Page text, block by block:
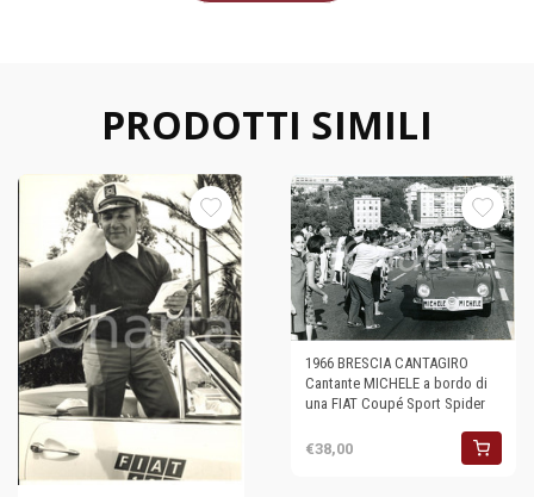
PRODOTTI SIMILI
1966 BRESCIA CANTAGIRO
Cantante MICHELE a bordo di
una FIAT Coupé Sport Spider
€38,00